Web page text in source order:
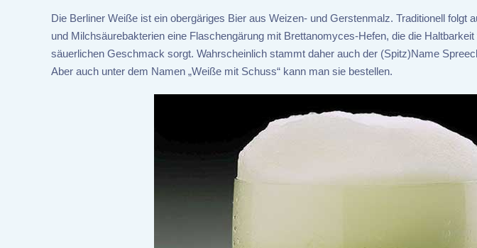
Die Berliner Weiße ist ein obergäriges Bier aus Weizen- und Gerstenmalz. Traditionell folgt
und Milchsäurebakterien eine Flaschengärung mit Brettanomyces-Hefen, die die
säuerlichen Geschmack sorgt. Wahrscheinlich stammt daher auch der (Spitz)Name
Aber auch unter dem Namen „Weiße mit Schuss“ kann man sie bestellen.